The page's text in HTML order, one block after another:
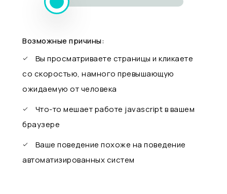
Возможные причины:
Вы просматриваете страницы и кликаете
со скоростью, намного превышающую
ожидаемую от человека
Что-то мешает работе javascript в вашем
браузере
Ваше поведение похоже на поведение
автоматизированных систем